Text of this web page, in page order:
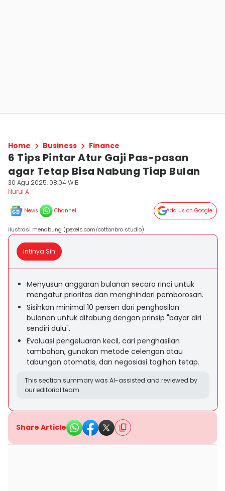
Home Business Finance
6 Tips Pintar Atur Gaji Pas-pasan
agar Tetap Bisa Nabung Tiap Bulan
30 Agu 2025, 08:04 WIB
Nurul A
News Channel Add Us on Google
ilustrasi menabung (pexels.com/cottonbro studio)
Intinya Sih
Menyusun anggaran bulanan secara rinci untuk
mengatur prioritas dan menghindari pemborosan.
Sisihkan minimal 10 persen dari penghasilan
bulanan untuk ditabung dengan prinsip "bayar diri
sendiri dulu".
Evaluasi pengeluaran kecil, cari penghasilan
tambahan, gunakan metode celengan atau
tabungan otomatis, dan negosiasi tagihan tetap.
This section summary was AI-assisted and reviewed by
our editorial team.
Share Article